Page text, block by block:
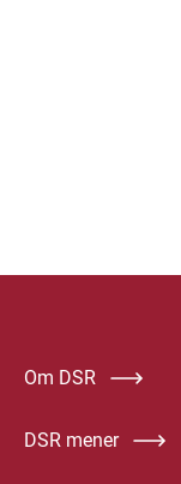
Om DSR
DSR mener